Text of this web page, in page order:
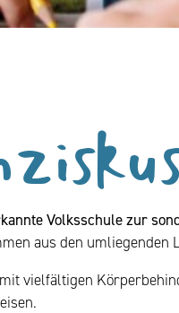
Volksschule zur
aus den umliegenden
vielfältigen